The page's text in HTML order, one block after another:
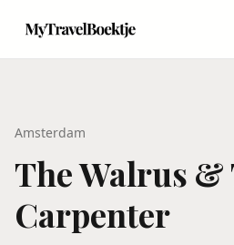
Amsterdam
The Walrus &
Carpenter